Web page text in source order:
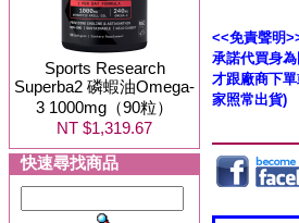
Sports Research
Superba2 磷蝦油Omega-
3 1000mg（90粒）
NT $1,319.67
快速尋找商品
<<免責聲明
承諾代買身
才跟廠商下
家照常出貨)